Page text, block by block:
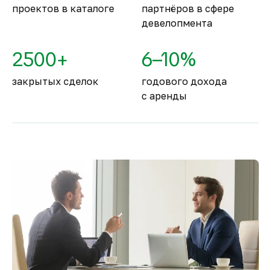
проектов в каталоге
партнёров в сфере
девелопмента
2500+
закрытых сделок
6–10%
годового дохода
с аренды